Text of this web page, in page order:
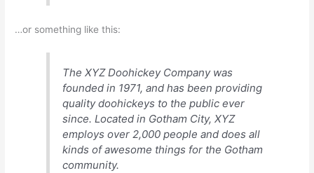
…or something like this:
The XYZ Doohickey Company was
founded in 1971, and has been providing
quality doohickeys to the public ever
since. Located in Gotham City, XYZ
employs over 2,000 people and does all
kinds of awesome things for the Gotham
community.